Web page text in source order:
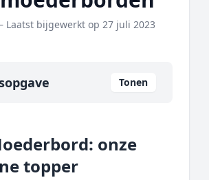
Laatst bijgewerkt op 27 juli 2023
Tonen
topper onze
topper